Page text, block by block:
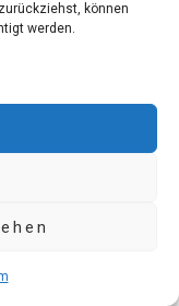
können
werden.